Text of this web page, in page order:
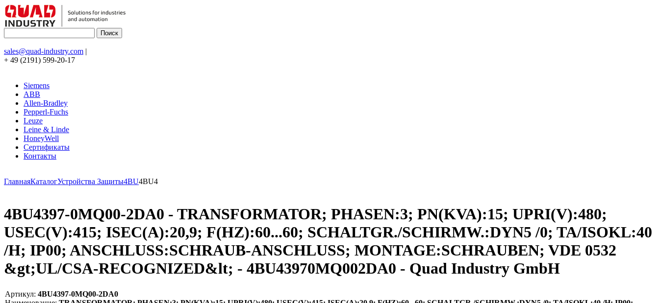
sales@quad-industry.com |
+ 49 (2191) 599-20-17
Siemens
ABB
Allen-Bradley
Pepperl-Fuchs
Leuze
Leine & Linde
HoneyWell
Сертификаты
Контакты
ГлавнаяКаталогУстройства Защиты4BU4BU4
4BU4397-0MQ00-2DA0 - TRANSFORMATOR; PHASEN:3; PN(KVA):15; UPRI(V):480;
USEC(V):415; ISEC(A):20,9; F(HZ):60...60; SCHALTGR./SCHIRMW.:DYN5 /0; TA/ISOKL:40
/H; IP00; ANSCHLUSS:SCHRAUB-ANSCHLUSS; MONTAGE:SCHRAUBEN; VDE 0532
&gt;UL/CSA-RECOGNIZED&lt; - 4BU43970MQ002DA0 - Quad Industry GmbH
Артикул: 4BU4397-0MQ00-2DA0